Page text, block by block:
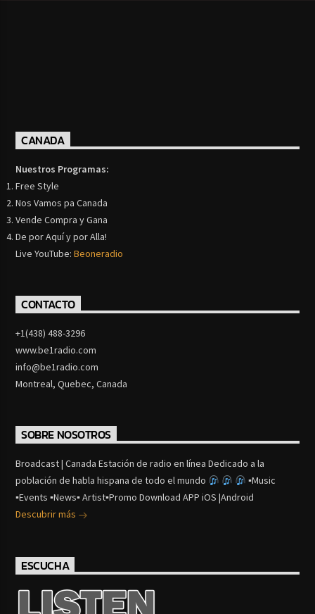
CANADA
Nuestros Programas:
Free Style
Nos Vamos pa Canada
Vende Compra y Gana
De por Aquí y por Alla!
Live YouTube:Beoneradio
CONTACTO
+1(438) 488-3296
www.be1radio.com
info@be1radio.com
Montreal, Quebec, Canada
SOBRE NOSOTROS
Broadcast | Canada Estación de radio en línea Dedicado a la
población de habla hispana de todo el mundo
▪Music
▪Events ▪News▪ Artist▪Promo Download APP iOS |Android
Descubrir más
ESCUCHA